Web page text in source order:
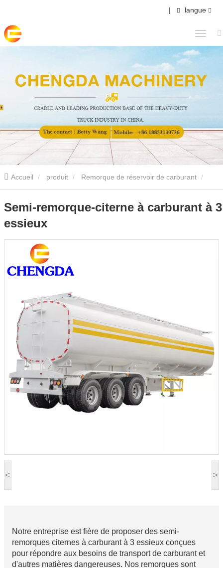
| langue
Accueil produit Remorque de réservoir de carburant
Semi-remorque-citerne à carburant à 3 essieux
< >
Semi-remorque-citerne à carburant à 3
essieux
Notre entreprise est fière de proposer des semi-
remorques citernes à carburant à 3 essieux conçues
pour répondre aux besoins de transport de carburant et
d'autres matières dangereuses. Nos remorques sont